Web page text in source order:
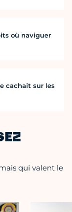
où naviguer
cachait sur les
qui valent le